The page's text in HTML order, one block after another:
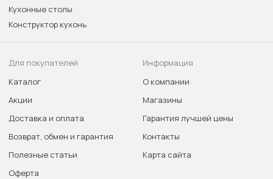
Кухонные столы
Конструктор кухонь
Для покупателей
Каталог
Акции
Доставка и оплата
Возврат, обмен и гарантия
Полезные статьи
Оферта
Информация
О компании
Магазины
Гарантия лучшей цены
Контакты
Карта сайта